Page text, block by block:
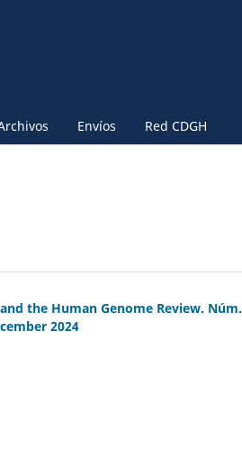
Envíos Red CDGH
the Human Genome Review. Núm.
2024